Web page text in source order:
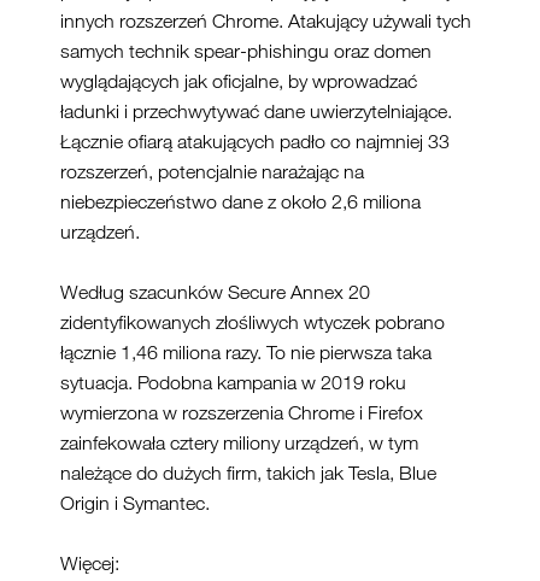
innych rozszerzeń Chrome. Atakujący używali tych
samych technik spear-phishingu oraz domen
wyglądających jak oficjalne, by wprowadzać
ładunki i przechwytywać dane uwierzytelniające.
Łącznie ofiarą atakujących padło co najmniej 33
rozszerzeń, potencjalnie narażając na
niebezpieczeństwo dane z około 2,6 miliona
urządzeń.
Według szacunków Secure Annex 20
zidentyfikowanych złośliwych wtyczek pobrano
łącznie 1,46 miliona razy. To nie pierwsza taka
sytuacja. Podobna kampania w 2019 roku
wymierzona w rozszerzenia Chrome i Firefox
zainfekowała cztery miliony urządzeń, w tym
należące do dużych firm, takich jak Tesla, Blue
Origin i Symantec.
Więcej: